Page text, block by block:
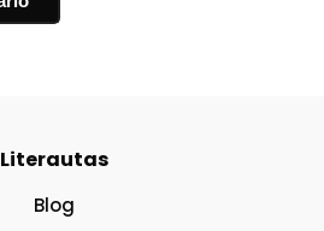
Literautas
Blog